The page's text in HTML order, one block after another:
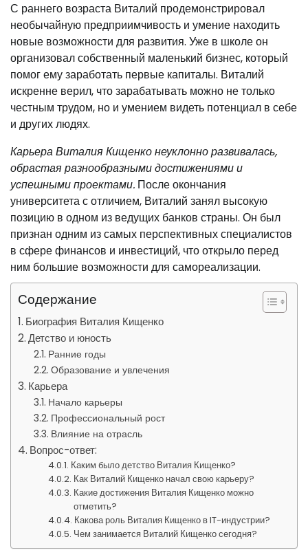
С раннего возраста Виталий продемонстрировал
необычайную предприимчивость и умение находить
новые возможности для развития. Уже в школе он
организовал собственный маленький бизнес, который
помог ему заработать первые капиталы. Виталий
искренне верил, что зарабатывать можно не только
честным трудом, но и умением видеть потенциал в себе
и других людях.
Карьера Виталия Кищенко неуклонно развивалась,
обрастая разнообразными достижениями и
успешными проектами. После окончания
университета с отличием, Виталий занял высокую
позицию в одном из ведущих банков страны. Он был
признан одним из самых перспективных специалистов
в сфере финансов и инвестиций, что открыло перед
ним большие возможности для самореализации.
Содержание
Биография Виталия Кищенко
Детство и юность
Ранние годы
Образование и увлечения
Карьера
Начало карьеры
Профессиональный рост
Влияние на отрасль
Вопрос-ответ:
Каким было детство Виталия Кищенко?
Как Виталий Кищенко начал свою карьеру?
Какие достижения Виталия Кищенко можно
отметить?
Какова роль Виталия Кищенко в IT-индустрии?
Чем занимается Виталий Кищенко сегодня?